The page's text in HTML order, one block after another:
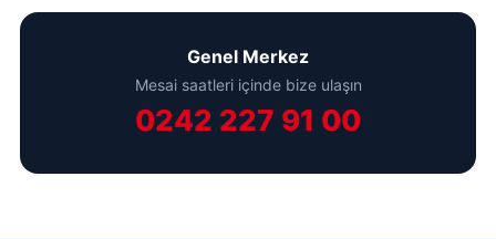
Genel Merkez
Mesai saatleri içinde bize ulaşın
0242 227 91 00